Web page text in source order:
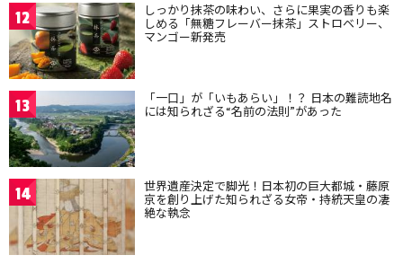
12 しっかり抹茶の味わい、さらに果実の香りも楽
しめる「無糖フレーバー抹茶」ストロベリー、
マンゴー新発売
13 「一口」が「いもあらい」！？ 日本の難読地名
には知られざる“名前の法則”があった
14 世界遺産決定で脚光！日本初の巨大都城・藤原
京を創り上げた知られざる女帝・持統天皇の凄
絶な執念